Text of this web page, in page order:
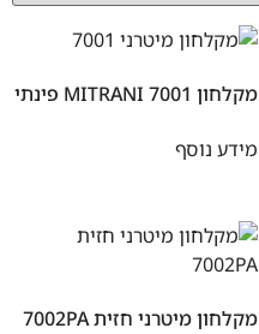
מקלחון MITRANI 7001 פינתי
מידע נוסף
מקלחון מיטרני חזית 7002PA